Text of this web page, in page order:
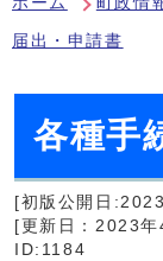
届出・申請書
各種手
[初版公開日
[更新日：2023年
ID:1184